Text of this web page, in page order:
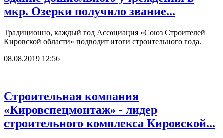
мкр. Озерки получило звание...
Традиционно, каждый год Ассоциация «Союз Строителей
Кировской области» подводит итоги строительного года.
08.08.2019 12:56
Строительная компания
«Кировспецмонтаж» - лидер
строительного комплекса Кировской...